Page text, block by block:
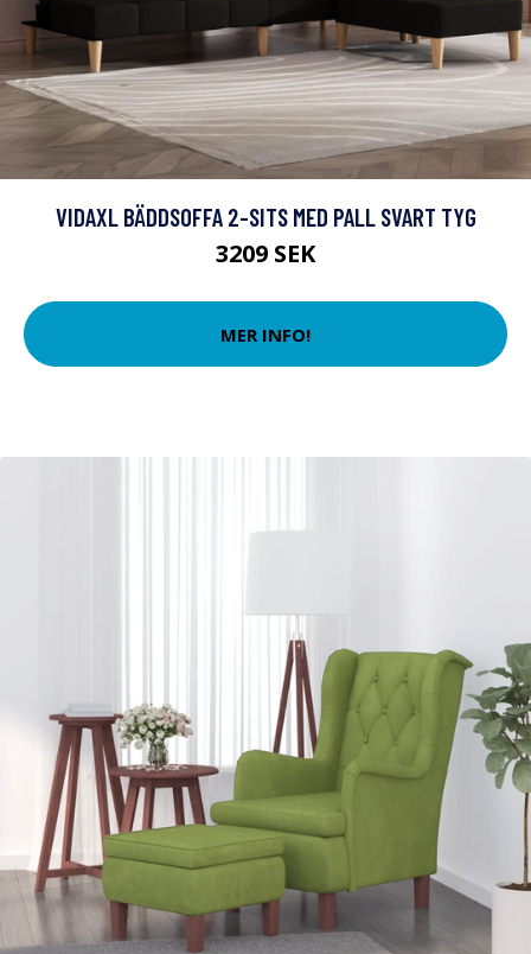
VIDAXL BÄDDSOFFA 2-SITS MED PALL SVART TYG
3209 SEK
MER INFO!